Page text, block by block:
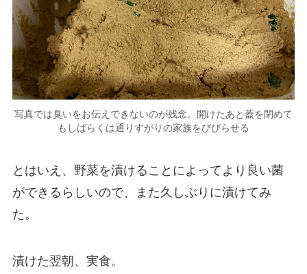
写真では臭いをお伝えできないのが残念。開けたあと蓋を閉めて
もしばらくは通りすがりの家族をびびらせる
とはいえ、野菜を漬けることによってより良い菌
ができるらしいので、また久しぶりに漬けてみ
た。
漬けた翌朝、実食。